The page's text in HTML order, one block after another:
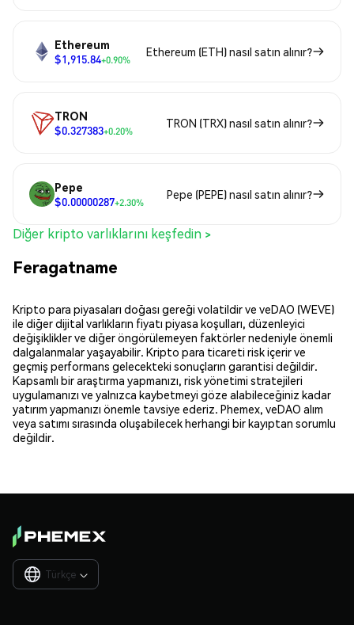
Ethereum
$1,915.84+0.90%
Ethereum (ETH) nasıl satın alınır?
TRON
$0.327383+0.20%
TRON (TRX) nasıl satın alınır?
Pepe
$0.00000287+2.30%
Pepe (PEPE) nasıl satın alınır?
Diğer kripto varlıklarını keşfedin >
Feragatname
Kripto para piyasaları doğası gereği volatildir ve veDAO (WEVE)
ile diğer dijital varlıkların fiyatı piyasa koşulları, düzenleyici
değişiklikler ve diğer öngörülemeyen faktörler nedeniyle önemli
dalgalanmalar yaşayabilir. Kripto para ticareti risk içerir ve
geçmiş performans gelecekteki sonuçların garantisi değildir.
Kapsamlı bir araştırma yapmanızı, risk yönetimi stratejileri
uygulamanızı ve yalnızca kaybetmeyi göze alabileceğiniz kadar
yatırım yapmanızı önemle tavsiye ederiz. Phemex, veDAO alım
veya satımı sırasında oluşabilecek herhangi bir kayıptan sorumlu
değildir.
Türkçe 